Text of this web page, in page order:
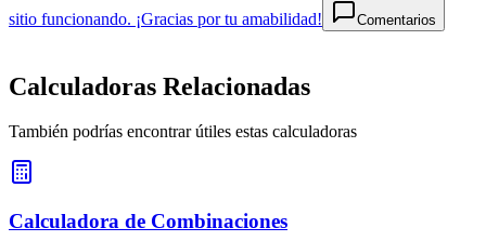
sitio funcionando. ¡Gracias por tu amabilidad!
Comentarios
Calculadoras Relacionadas
También podrías encontrar útiles estas calculadoras
Calculadora de Combinaciones